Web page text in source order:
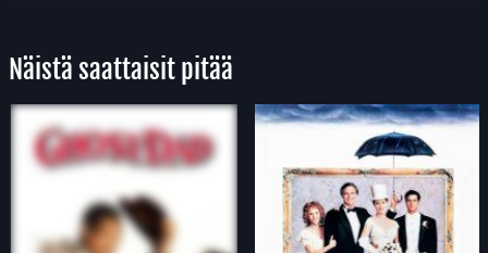
Näistä saattaisit pitää